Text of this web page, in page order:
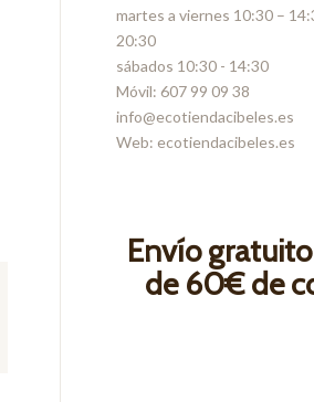
martes a viernes 10:30 –
20:30
sábados 10:30 - 14:30
Móvil: 607 99 09 38
info@ecotiendacibeles.es
Web: ecotiendacibeles.es
Envío
de 60€ de